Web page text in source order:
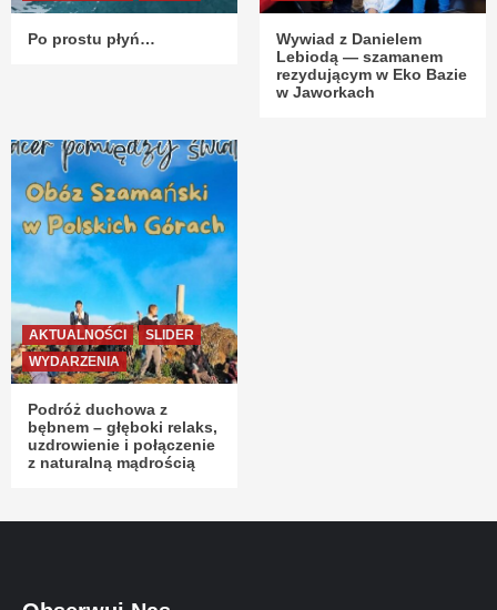
Po prostu płyń…
Wywiad z Danielem
Lebiodą — szamanem
rezydującym w Eko Bazie
w Jaworkach
AKTUALNOŚCI
SLIDER
WYDARZENIA
Podróż duchowa z
bębnem – głęboki relaks,
uzdrowienie i połączenie
z naturalną mądrością